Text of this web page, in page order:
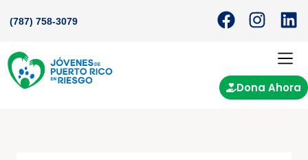
(787) 758-3079
Dona Ahora